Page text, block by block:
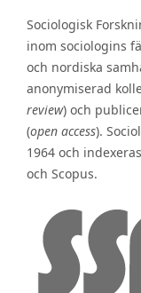
Sociologisk
inom sociologins
och nordiska
anonymiserad
review) och
(open access).
1964 och
och Scopus.